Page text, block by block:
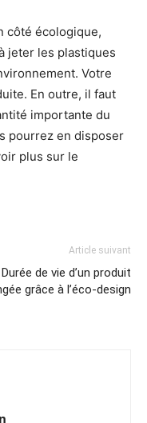
côté écologique,
jeter les plastiques
Votre
En outre, il faut
importante du
pourrez en disposer
plus sur le
Article suivant
Durée de vie d’un produit
grâce à l’éco-design